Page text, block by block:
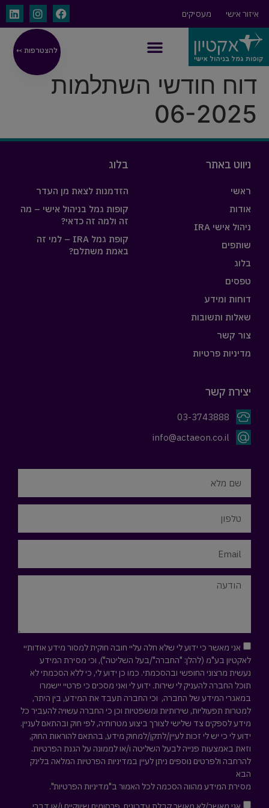
איזור אישי מעסיקים
להצטרפות ↢
דוח חודשי השתלמות
06-2025
ניווט באתר
ראשי
אודות
ניהול אישי IRA
שותפים
בלוג
טפסים
דוחות ומידע
שאלות ותשובות
צור קשר
מדיניות פרטיות
בלוג
הזדמנות לצאת מן העדר
קופות גמל בניהול אישי – מה
זה ולמה זה כדאי?
קופת גמל IRA – למי זה
באמת משתלם?
יצירת קשר
03-3743888
info@actaeon.co.il
אני מאשר כי ידוע לי שלא חלה עליי חובה חוקית למסור מידע אודותיי
לאקטיון בע"מ (להלן: "החברה"/בעל השליטה"), וכי מסירת המידע
נעשית מרצוני החופשי ובהסכמתי. כמו כן ידוע לי, כי ללא הסכמתי לא
תוכל החברה להעניק לי שירות. ידוע לי ואני מסכים כי פרטיי יישמרו
במאגרי המידע של החברה, וכי החברה תעבד את המידע, בין היתר,
למטרות תפעוליות, שירותיות ומשפטיות וכן כי החברה עשויה להעביר כל
מידע לספקים צד שלישי לצורך ביצוע מטרותיה, לפי חוק ובהתאם לעניין.
ידוע לי כי יש לי זכות לעיין/לתקן/למחוק מידע, בהתאם להוראות החוק,
וזאת באמצעות פנייה לבעל השליטה ו/או לממונה על הגנת הפרטיות.
להרחבה ולפרטים נוספים ניתן לעיין במדיניות הפרטיות המלאה בלינק
הבא
מסירת המידע מהווה הסכמה לכל האמור ב"מדיניות הפרטיות".